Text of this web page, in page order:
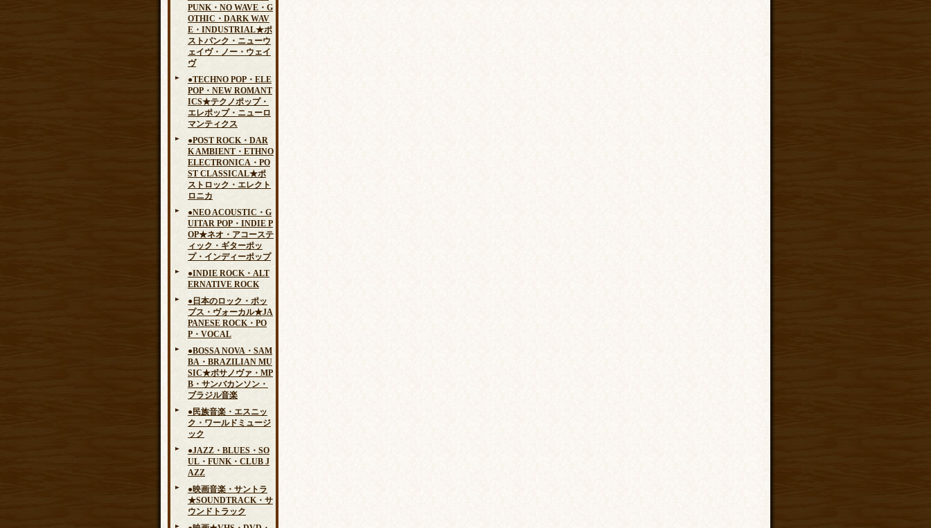
PUNK・NO WAVE・G
OTHIC・DARK WAV
E・INDUSTRIAL★ポ
ストパンク・ニューウ
ェイヴ・ノー・ウェイ
ヴ
●TECHNO POP・ELE
POP・NEW ROMANT
ICS★テクノポップ・
エレポップ・ニューロ
マンティクス
●POST ROCK・DAR
K AMBIENT・ETHNO
ELECTRONICA・PO
ST CLASSICAL★ポ
ストロック・エレクト
ロニカ
●NEO ACOUSTIC・G
UITAR POP・INDIE P
OP★ネオ・アコーステ
ィック・ギターポッ
プ・インディーポップ
●INDIE ROCK・ALT
ERNATIVE ROCK
●日本のロック・ポッ
プス・ヴォーカル★JA
PANESE ROCK・PO
P・VOCAL
●BOSSA NOVA・SAM
BA・BRAZILIAN MU
SIC★ボサノヴァ・MP
B・サンバカンソン・
ブラジル音楽
●民族音楽・エスニッ
ク・ワールドミュージ
ック
●JAZZ・BLUES・SO
UL・FUNK・CLUB J
AZZ
●映画音楽・サントラ
★SOUNDTRACK・サ
ウンドトラック